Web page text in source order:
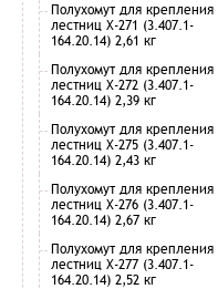
Полухомут для крепления
лестниц Х-271 (3.407.1-
164.20.14) 2,61 кг
Полухомут для крепления
лестниц Х-272 (3.407.1-
164.20.14) 2,39 кг
Полухомут для крепления
лестниц Х-275 (3.407.1-
164.20.14) 2,43 кг
Полухомут для крепления
лестниц Х-276 (3.407.1-
164.20.14) 2,67 кг
Полухомут для крепления
лестниц Х-277 (3.407.1-
164.20.14) 2,52 кг